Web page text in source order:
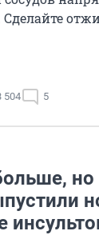
504 5
но